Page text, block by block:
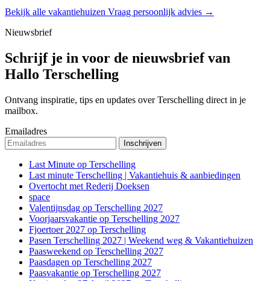
Bekijk alle vakantiehuizen Vraag persoonlijk advies →
Nieuwsbrief
Schrijf je in voor de nieuwsbrief van
Hallo Terschelling
Ontvang inspiratie, tips en updates over Terschelling direct in je
mailbox.
Emailadres
Last Minute op Terschelling
Last minute Terschelling | Vakantiehuis & aanbiedingen
Overtocht met Rederij Doeksen
space
Valentijnsdag op Terschelling 2027
Voorjaarsvakantie op Terschelling 2027
Fjoertoer 2027 op Terschelling
Pasen Terschelling 2027 | Weekend weg & Vakantiehuizen
Paasweekend op Terschelling 2027
Paasdagen op Terschelling 2027
Paasvakantie op Terschelling 2027